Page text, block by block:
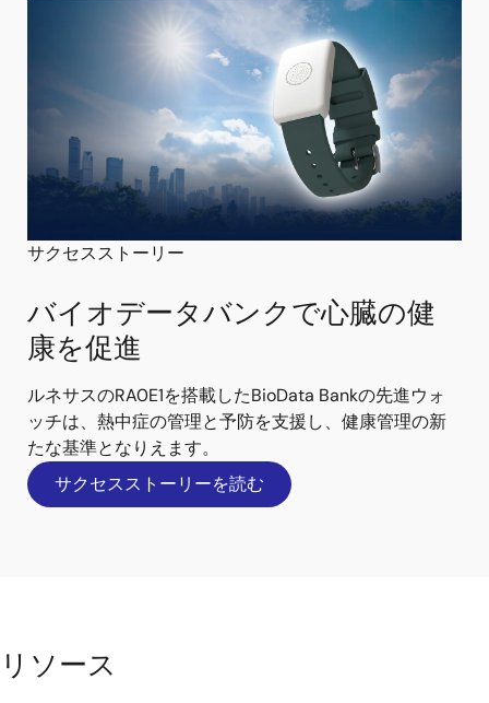
サクセスストーリー
バイオデータバンクで心臓の健
康を促進
ルネサスのRA0E1を搭載したBioData Bankの先進ウォ
ッチは、熱中症の管理と予防を支援し、健康管理の新
たな基準となりえます。
サクセスストーリーを読む
リソース